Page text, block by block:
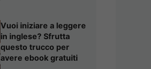
Vuoi iniziare a leggere
in inglese? Sfrutta
questo trucco per
avere ebook gratuiti